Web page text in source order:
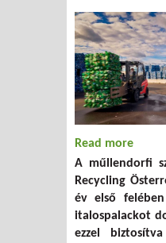
Read more
PET-
A műllendorfi
Recycling
év első
italospalackot
ezzel